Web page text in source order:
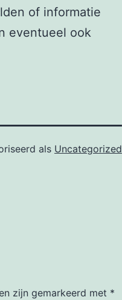
of informatie
eventueel ook
als Uncategorized
zijn gemarkeerd met *